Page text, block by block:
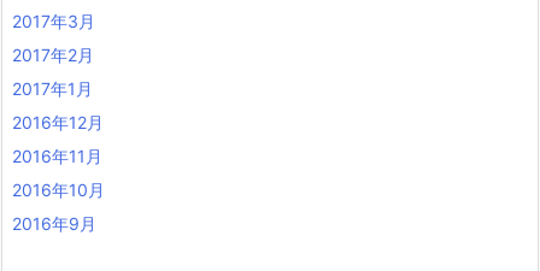
2017年3月
2017年2月
2017年1月
2016年12月
2016年11月
2016年10月
2016年9月